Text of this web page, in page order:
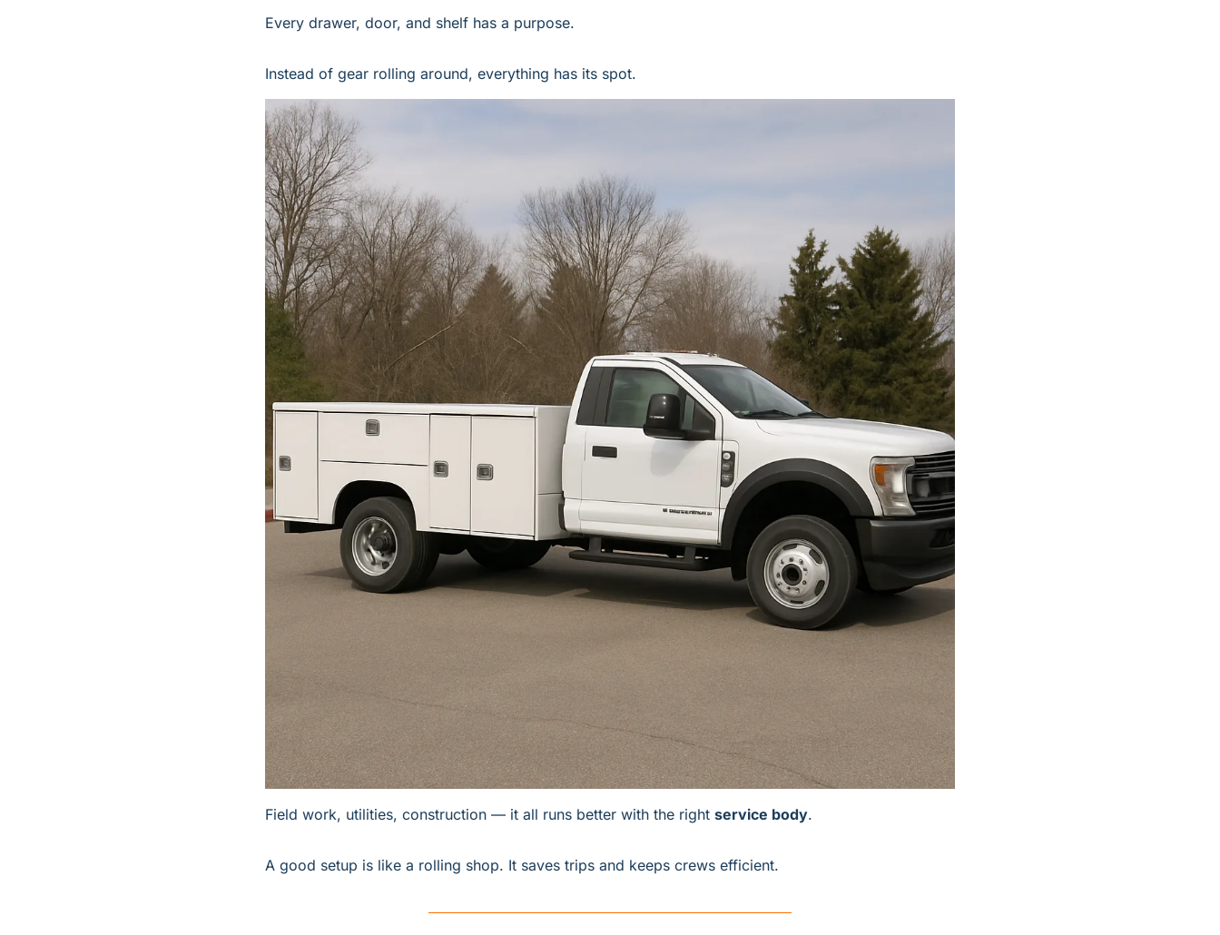
Every drawer, door, and shelf has a purpose.
Instead of gear rolling around, everything has its spot.
Field work, utilities, construction — it all runs better with the right service body.
A good setup is like a rolling shop. It saves trips and keeps crews efficient.